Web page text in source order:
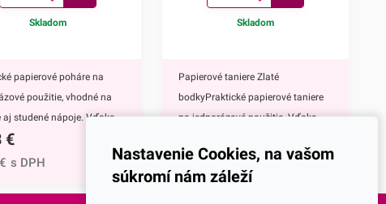
Skladom
papierové poháre na
použitie, vhodné na
aj studené nápoje. Vďaka
zlatému
krásne vyniknú na
€
€ s DPH
Skladom
Papierové taniere Zlaté
bodkyPraktické papierové taniere
na jednorázové použitie. Vďaka
zdobeniu krásne vyniknú na
každom slávnostnom
1,96 € s DPH
Nastavenie Cookies, na vašom
súkromí nám záleží